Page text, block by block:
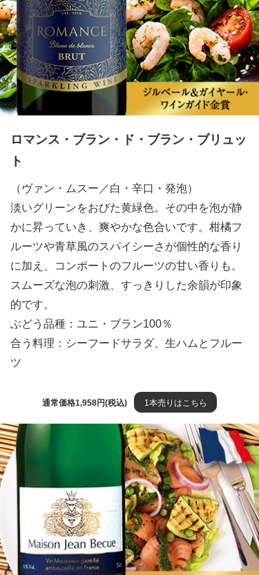
ロマンス・ブラン・ド・ブラン・ブリュッ
ト
（ヴァン・ムスー／白・辛口・発泡）
淡いグリーンをおびた黄緑色。その中を泡が静
かに昇っていき、爽やかな色合いです。柑橘フ
ルーツや青草風のスパイシーさが個性的な香り
に加え、コンポートのフルーツの甘い香りも。
スムーズな泡の刺激、すっきりした余韻が印象
的です。
ぶどう品種：ユニ・ブラン100％
合う料理：シーフードサラダ、生ハムとフルー
ツ
通常価格1,958円(税込) 1本売りはこちら